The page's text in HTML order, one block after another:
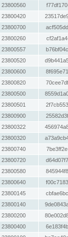
23800560
23800420
23800700
23800260
23800557
23800520
23800600
23800820
23800500
23800501
23800900
23800322
23800320
23800740
23800720
23800580
23800640
23800145
23800140
23800200
23800400